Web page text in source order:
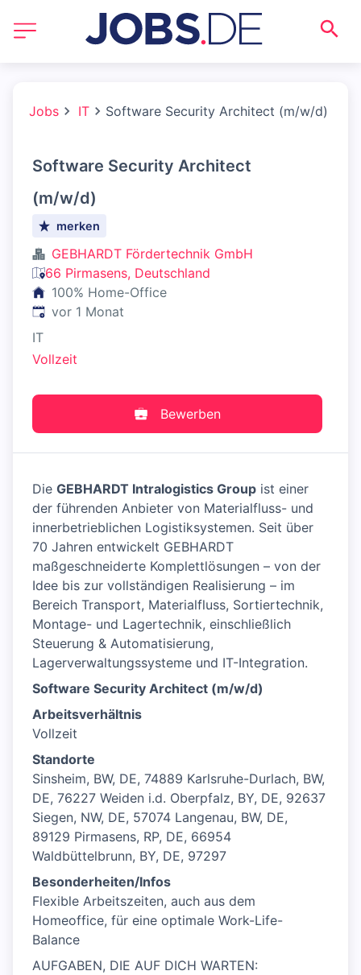
Jobs IT Software Security Architect (m/w/d)
Software Security Architect
(m/w/d)
merken
GEBHARDT Fördertechnik GmbH
66 Pirmasens, Deutschland
100% Home-Office
Veröffentlicht:
vor 1 Monat
IT
Vollzeit
Bewerben
Die GEBHARDT Intralogistics Group ist einer
der führenden Anbieter von Materialfluss- und
innerbetrieblichen Logistiksystemen. Seit über
70 Jahren entwickelt GEBHARDT
maßgeschneiderte Komplettlösungen – von der
Idee bis zur vollständigen Realisierung – im
Bereich Transport, Materialfluss, Sortiertechnik,
Montage- und Lagertechnik, einschließlich
Steuerung & Automatisierung,
Lagerverwaltungssysteme und IT-Integration.
Software Security Architect (m/w/d)
Arbeitsverhältnis
Vollzeit
Standorte
Sinsheim, BW, DE, 74889 Karlsruhe-Durlach, BW,
DE, 76227 Weiden i.d. Oberpfalz, BY, DE, 92637
Siegen, NW, DE, 57074 Langenau, BW, DE,
89129 Pirmasens, RP, DE, 66954
Waldbüttelbrunn, BY, DE, 97297
Besonderheiten/Infos
Flexible Arbeitszeiten, auch aus dem
Homeoffice, für eine optimale Work-Life-
Balance
AUFGABEN, DIE AUF DICH WARTEN: